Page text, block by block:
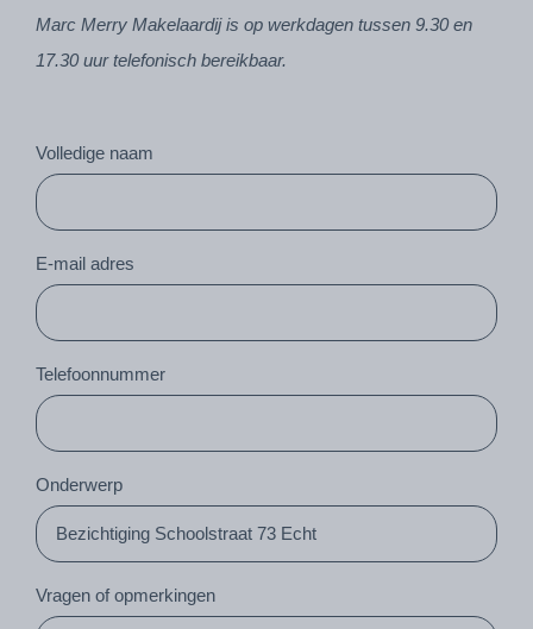
Marc Merry Makelaardij is op werkdagen tussen 9.30 en
17.30 uur telefonisch bereikbaar.
Volledige naam
E-mail adres
Telefoonnummer
Onderwerp
Vragen of opmerkingen